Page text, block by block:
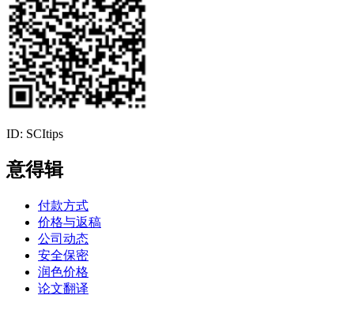
ID: SCItips
意得辑
付款方式
价格与返稿
公司动态
安全保密
润色价格
论文翻译